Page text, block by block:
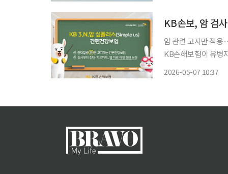
KB손보, 암 검
암 관련 고지만 적용
KB손해보험이 유병
2026-05-07 10:37